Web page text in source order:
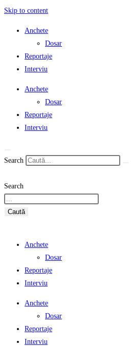
Skip to content
Anchete
Dosar
Reportaje
Interviu
Anchete
Dosar
Reportaje
Interviu
Search
Search
Caută
Anchete
Dosar
Reportaje
Interviu
Anchete
Dosar
Reportaje
Interviu